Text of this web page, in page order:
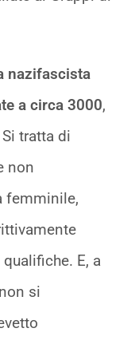
nazifascista
a circa 3000,
Si tratta di
non
femminile,
E, a
si